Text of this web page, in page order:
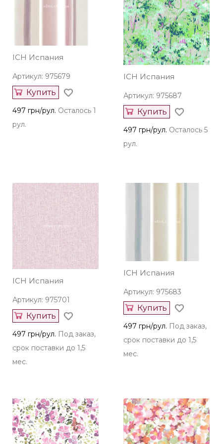
ICH Испания
Артикул: 975679
Купить
497 грн/рул. Осталось 1
рул.
ICH Испания
Артикул: 975687
Купить
497 грн/рул. Осталось 5
рул.
ICH Испания
Артикул: 975701
Купить
497 грн/рул. Под заказ,
срок поставки до 1,5
мес.
ICH Испания
Артикул: 975683
Купить
497 грн/рул. Под заказ,
срок поставки до 1,5
мес.